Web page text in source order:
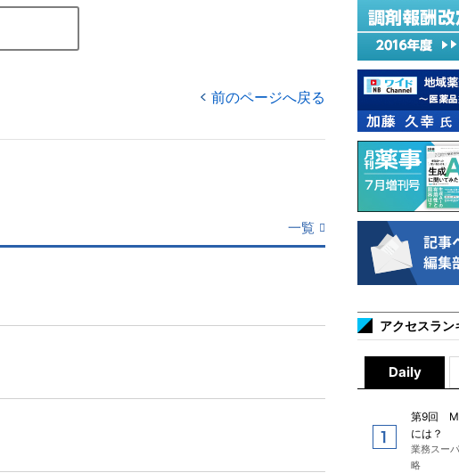
前のページへ戻る
一覧
アクセスラン
Daily
第9回 M
には？
業務スー
略